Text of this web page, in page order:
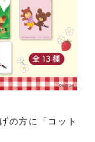
の方に「コット